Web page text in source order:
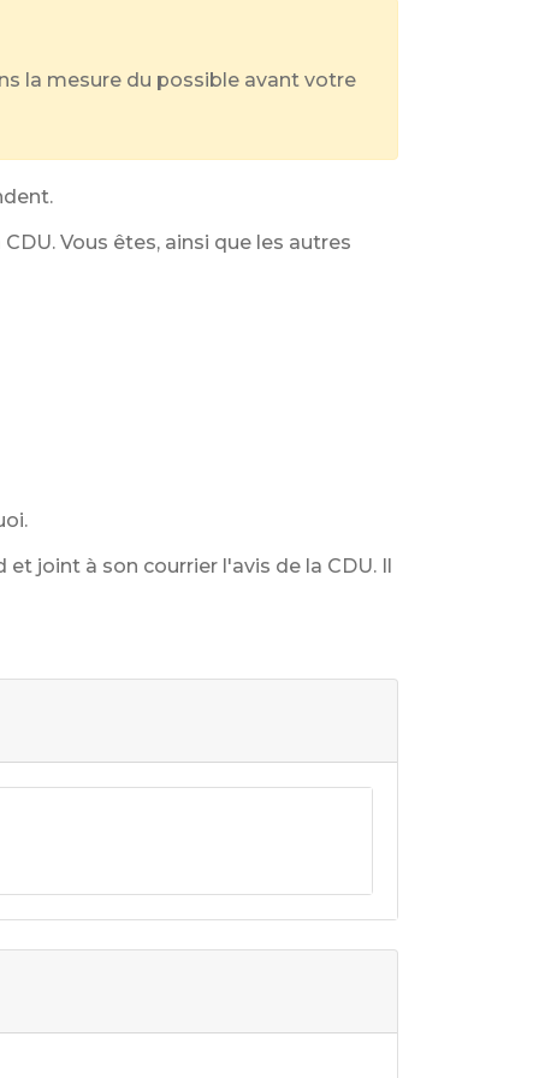
la mesure du possible avant votre
Vous êtes, ainsi que les autres
joint à son courrier l'avis de la CDU. Il